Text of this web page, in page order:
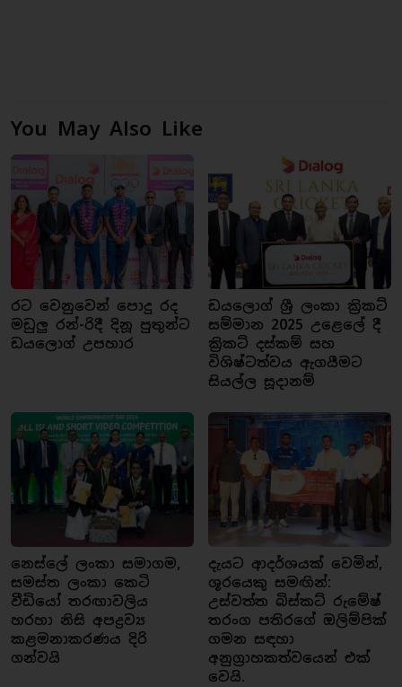
You May Also Like
රට වෙනුවෙන් පොදු රද
මඩුලු රන්-රිදී දිනූ පුතුන්ට
ඩයලොග් උපහාර
ඩයලොග් ශ්‍රී ලංකා ක්‍රිකට්
සම්මාන 2025 උළෙලේ දී
ක්‍රිකට් දස්කම් සහ
විශිෂ්ටත්වය ඇගයීමට
සියල්ල සූදානම්
නෙස්ලේ ලංකා සමාගම,
සමස්ත ලංකා කෙටි
වීඩියෝ තරඟාවලිය
හරහා නිසි අපද්‍රව්‍ය
කළමනාකරණය දිරි
ගන්වයි
දැයට ආදර්ශයක් වෙමින්,
ශූරයෙකු සමඟින්:
උස්වත්ත බිස්කට් රුමේෂ්
තරංග පතිරගේ ඔලිම්පික්
ගමන සඳහා
අනුග්‍රාහකත්වයෙන් එක්
වෙයි.